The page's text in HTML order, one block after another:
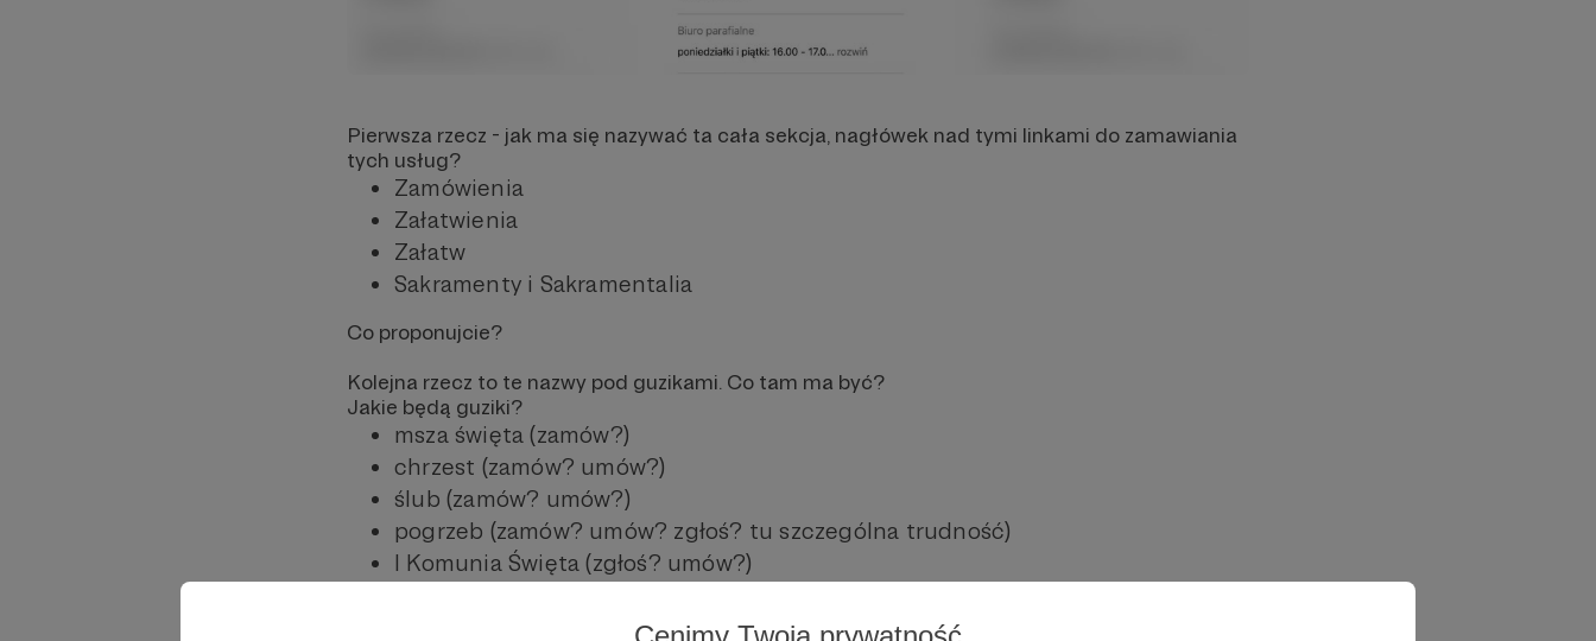
Pierwsza rzecz - jak ma się nazywać ta cała sekcja, nagłówek nad tymi linkami do zamawiania
tych usług?
Zamówienia
Załatwienia
Załatw
Sakramenty i Sakramentalia
Co proponujcie?
Kolejna rzecz to te nazwy pod guzikami. Co tam ma być?
Jakie będą guziki?
msza święta (zamów?)
chrzest (zamów? umów?)
ślub (zamów? umów?)
pogrzeb (zamów? umów? zgłoś? tu szczególna trudność)
I Komunia Święta (zgłoś? umów?)
odwiedziny chorego (umów? zgłoś? zamów?)